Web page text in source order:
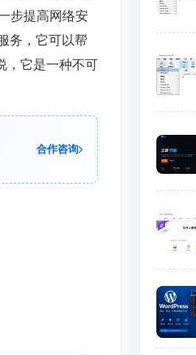
步提高网络安
务，它可以帮
，它是一种不可
合作咨询